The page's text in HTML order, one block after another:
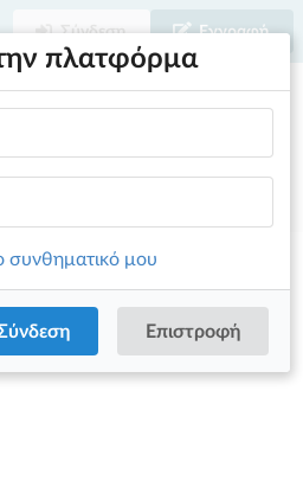
Σύνδεση Εγγραφή
πλατφόρμα
συνθηματικό μου
Επιστροφή